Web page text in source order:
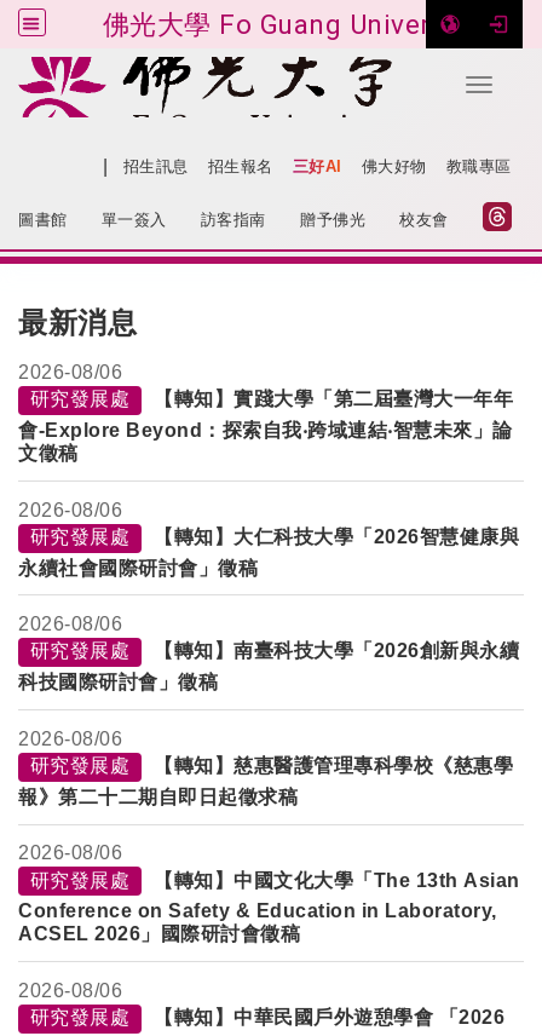
佛光大學 Fo Guang University
Toggle
跳到主要內容
招生訊息 招生報名 三好AI 佛大好物 教職專區
圖書館 單一簽入 訪客指南 贈予佛光 校友會
最新消息
2026-08/06
研究發展處
【轉知】實踐大學「第二屆臺灣大一年年
會-Explore Beyond：探索自我‧跨域連結‧智慧未來」論
文徵稿
2026-08/06
研究發展處
【轉知】大仁科技大學「2026智慧健康與
永續社會國際研討會」徵稿
2026-08/06
研究發展處
【轉知】南臺科技大學「2026創新與永續
科技國際研討會」徵稿
2026-08/06
研究發展處
【轉知】慈惠醫護管理專科學校《慈惠學
報》第二十二期自即日起徵求稿
2026-08/06
研究發展處
【轉知】中國文化大學「The 13th Asian
Conference on Safety & Education in Laboratory,
ACSEL 2026」國際研討會徵稿
2026-08/06
研究發展處
【轉知】中華民國戶外遊憩學會 「2026